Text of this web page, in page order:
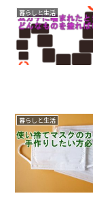
暮らしと生活
暮らしと生活